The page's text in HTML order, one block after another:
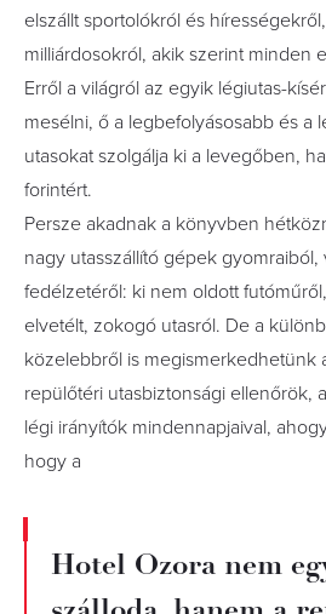
elszállt sportolókról és
milliárdosokról, akik szerint minden
Erről a világról az egyik légiutas-
mesélni, ő a legbefolyásosabb és a
utasokat szolgálja ki a levegőben,
forintért.
Persze akadnak a könyvben
nagy utasszállító gépek
fedélzetéről: ki nem oldott
elvetélt, zokogó utasról. De a
közelebbről is megismerkedhetünk
repülőtéri utasbiztonsági ellenőrök,
légi irányítók mindennapjaival,
hogy a
Hotel Ozora nem